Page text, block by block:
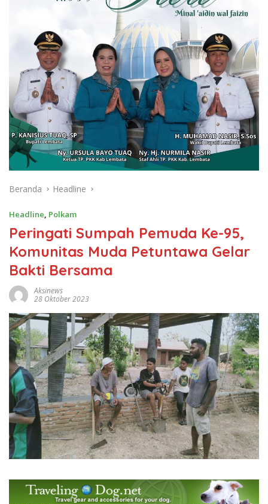
Beranda Headline
Headline, Polkam
Peringati Sumpah Pemuda Ke-95,
Komunitas Muda Petuntawa Gelar
Bakti Bersama
Aksinews
28 Oktober 2023